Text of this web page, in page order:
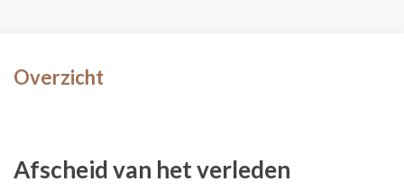
Overzicht
Afscheid van het verleden